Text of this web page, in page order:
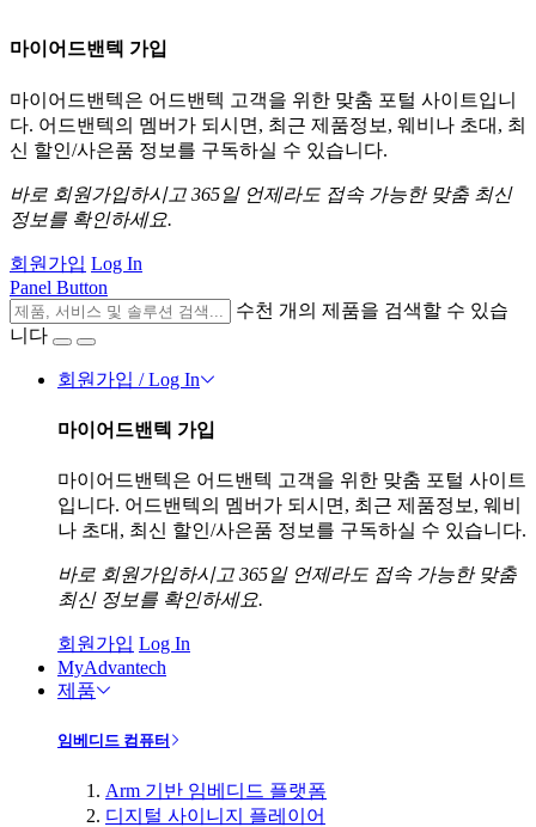
마이어드밴텍 가입
마이어드밴텍은 어드밴텍 고객을 위한 맞춤 포털 사이트입니
다. 어드밴텍의 멤버가 되시면, 최근 제품정보, 웨비나 초대, 최
신 할인/사은품 정보를 구독하실 수 있습니다.
바로 회원가입하시고 365일 언제라도 접속 가능한 맞춤 최신
정보를 확인하세요.
회원가입 Log In
Panel Button
수천 개의 제품을 검색할 수 있습
니다
회원가입 / Log In
마이어드밴텍 가입
마이어드밴텍은 어드밴텍 고객을 위한 맞춤 포털 사이트
입니다. 어드밴텍의 멤버가 되시면, 최근 제품정보, 웨비
나 초대, 최신 할인/사은품 정보를 구독하실 수 있습니다.
바로 회원가입하시고 365일 언제라도 접속 가능한 맞춤
최신 정보를 확인하세요.
회원가입 Log In
MyAdvantech
제품
임베디드 컴퓨터
Arm 기반 임베디드 플랫폼
디지털 사이니지 플레이어